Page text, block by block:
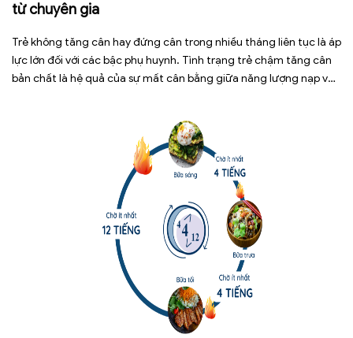
từ chuyên gia
Trẻ không tăng cân hay đứng cân trong nhiều tháng liên tục là áp
lực lớn đối với các bậc phụ huynh. Tình trạng trẻ chậm tăng cân
bản chất là hệ quả của sự mất cân bằng giữa năng lượng nạp vào